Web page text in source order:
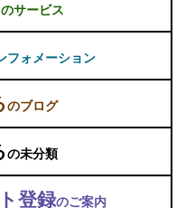
のサービス
フォメーション
のブログ
の未分類
登録のご案内